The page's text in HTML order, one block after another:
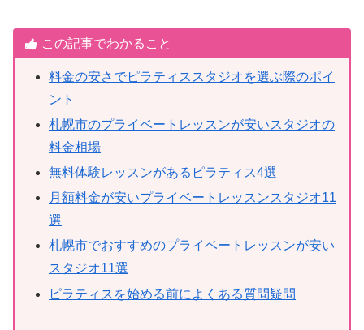
この記事でわかること
料金の安さでピラティススタジオを選ぶ際のポイ
ント
札幌市のプライベートレッスンが安いスタジオの
料金相場
無料体験レッスンがあるピラティス4選
月額料金が安いプライベートレッスンスタジオ11
選
札幌市でおすすめのプライベートレッスンが安い
スタジオ11選
ピラティスを始める前によくある質問疑問